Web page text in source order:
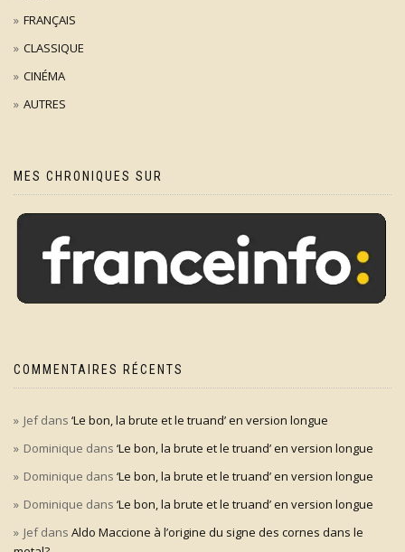
FRANÇAIS
CLASSIQUE
CINÉMA
AUTRES
MES CHRONIQUES SUR
COMMENTAIRES RÉCENTS
Jefdans ‘Le bon, la brute et le truand’ en version longue
Dominique dans ‘Le bon, la brute et le truand’ en version longue
Dominique dans ‘Le bon, la brute et le truand’ en version longue
Dominique dans ‘Le bon, la brute et le truand’ en version longue
Jefdans Aldo Maccione à l’origine du signe des cornes dans le